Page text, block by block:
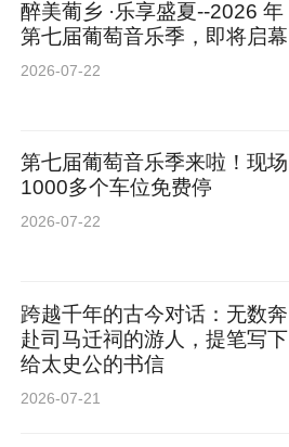
醉美葡乡 ·乐享盛夏--2026 年
第七届葡萄音乐季，即将启幕
2026-07-22
第七届葡萄音乐季来啦！现场
1000多个车位免费停
2026-07-22
跨越千年的古今对话：无数奔
赴司马迁祠的游人，提笔写下
给太史公的书信
2026-07-21